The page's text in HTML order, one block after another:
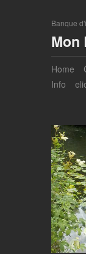
Banque
Mon
Home
Info